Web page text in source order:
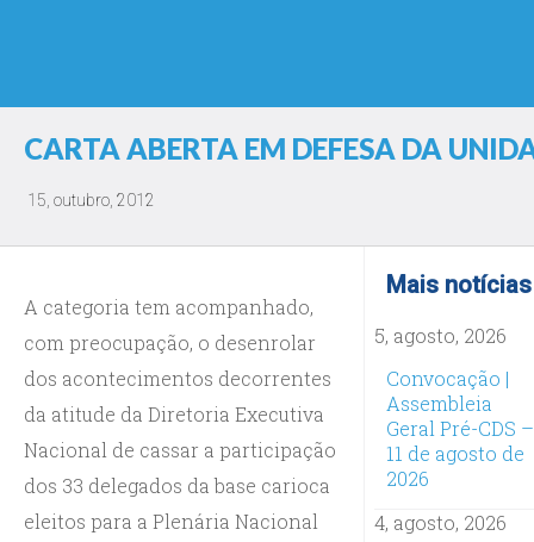
CARTA ABERTA EM DEFESA DA
15, outubro, 2012
A categoria tem acompanhado,
com preocupação, o desenrolar
dos acontecimentos decorrentes
da atitude da Diretoria Executiva
Nacional de cassar a participação
dos 33 delegados da base carioca
eleitos para a Plenária Nacional
Mais notícias
5, agosto, 2026
Convocação |
Assembleia
Geral Pré-CDS –
11 de agosto de
2026
4, agosto, 2026